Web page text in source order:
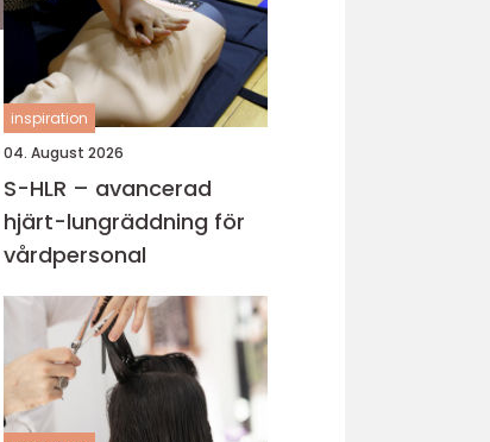
inspiration
04. August 2026
S-HLR – avancerad
hjärt-lungräddning för
vårdpersonal